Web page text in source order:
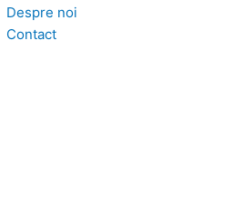
Despre noi
Contact